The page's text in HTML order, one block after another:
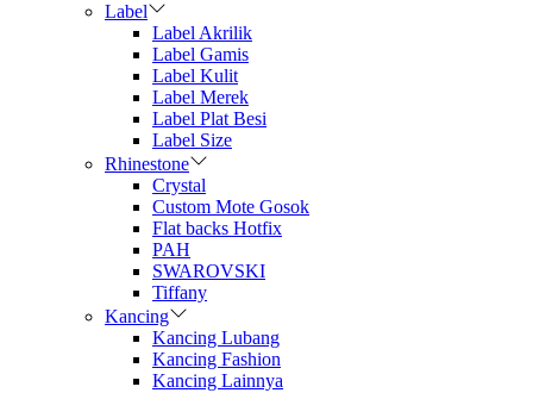
Label
Label Akrilik
Label Gamis
Label Kulit
Label Merek
Label Plat Besi
Label Size
Rhinestone
Crystal
Custom Mote Gosok
Flat backs Hotfix
PAH
SWAROVSKI
Tiffany
Kancing
Kancing Lubang
Kancing Fashion
Kancing Lainnya